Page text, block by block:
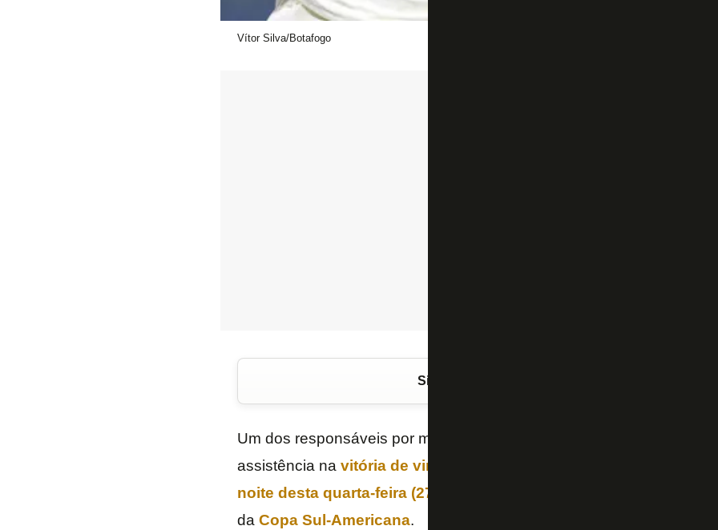
Vítor Silva/Botafogo
Siga o FogãoNET
Um dos responsáveis por mudar o jogo,
assistência na vitória de virada do
noite desta quarta-feira (27/5)
da Copa Sul-Americana.